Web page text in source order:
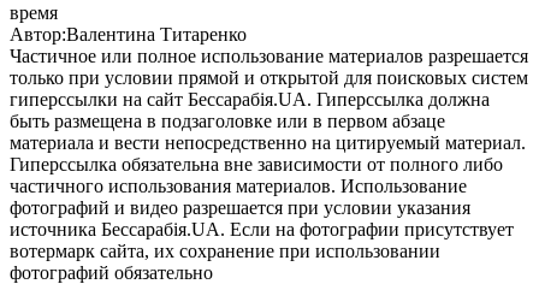
время
Автор:Валентина Титаренко
Частичное или полное использование материалов разрешается
только при условии прямой и открытой для поисковых систем
гиперссылки на сайт Бессарабія.UA. Гиперссылка должна
быть размещена в подзаголовке или в первом абзаце
материала и вести непосредственно на цитируемый материал.
Гиперссылка обязательна вне зависимости от полного либо
частичного использования материалов. Использование
фотографий и видео разрешается при условии указания
источника Бессарабія.UA. Если на фотографии присутствует
вотермарк сайта, их сохранение при использовании
фотографий обязательно